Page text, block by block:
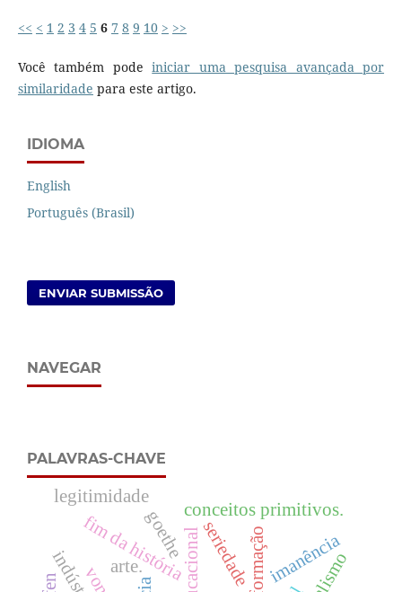
<< < 1 2 3 4 5 6 7 8 9 10 > >>
Você também podeiniciar uma pesquisa avançada por
similaridade para este artigo.
IDIOMA
English
Português (Brasil)
ENVIAR SUBMISSÃO
NAVEGAR
PALAVRAS-CHAVE
formação
conceitos primitivos.
fim da história
arte.
legitimidade
goethe imanência
seriedade